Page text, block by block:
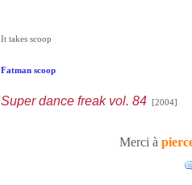
It takes scoop
Fatman scoop
Super dance freak vol. 84[2004]
Merci à